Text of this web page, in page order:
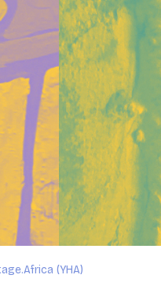
(YHA)